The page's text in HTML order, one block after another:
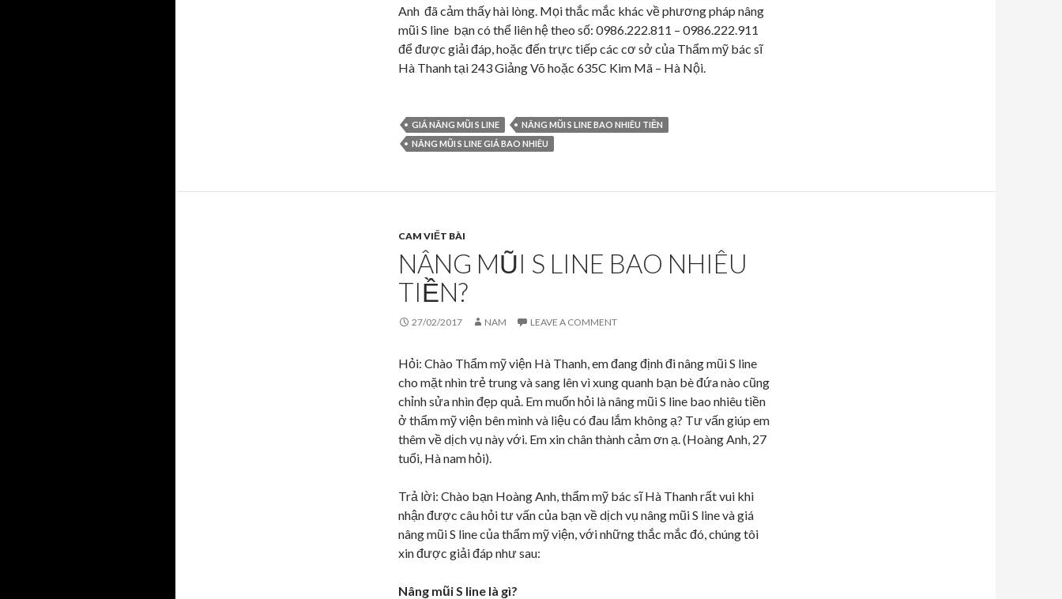
Anh đã cảm thấy hài lòng. Mọi thắc mắc khác về phương pháp nâng
mũi S line bạn có thể liên hệ theo số: 0986.222.811 – 0986.222.911
để được giải đáp, hoặc đến trực tiếp các cơ sở của Thẩm mỹ bác sĩ
Hà Thanh tại 243 Giảng Võ hoặc 635C Kim Mã – Hà Nội.
GIÁ NÂNG MŨI S LINE
NÂNG MŨI S LINE BAO NHIÊU TIỀN
NÂNG MŨI S LINE GIÁ BAO NHIÊU
CAM VIẾT BÀI
NÂNG MŨI S LINE BAO NHIÊU
TIỀN?
27/02/2017 NAM LEAVE A COMMENT
Hỏi: Chào Thẩm mỹ viện Hà Thanh, em đang định đi nâng mũi S line
cho mặt nhìn trẻ trung và sang lên vì xung quanh bạn bè đứa nào cũng
chỉnh sửa nhìn đẹp quả. Em muốn hỏi là nâng mũi S line bao nhiêu tiền
ở thẩm mỹ viện bên mình và liệu có đau lắm không ạ? Tư vấn giúp em
thêm về dịch vụ này với. Em xin chân thành cảm ơn ạ. (Hoàng Anh, 27
tuổi, Hà nam hỏi).
Trả lời: Chào bạn Hoàng Anh, thẩm mỹ bác sĩ Hà Thanh rất vui khi
nhận được câu hỏi tư vấn của bạn về dịch vụ nâng mũi S line và giá
nâng mũi S line của thẩm mỹ viện, với những thắc mắc đó, chúng tôi
xin được giải đáp như sau:
Nâng mũi S line là gì?